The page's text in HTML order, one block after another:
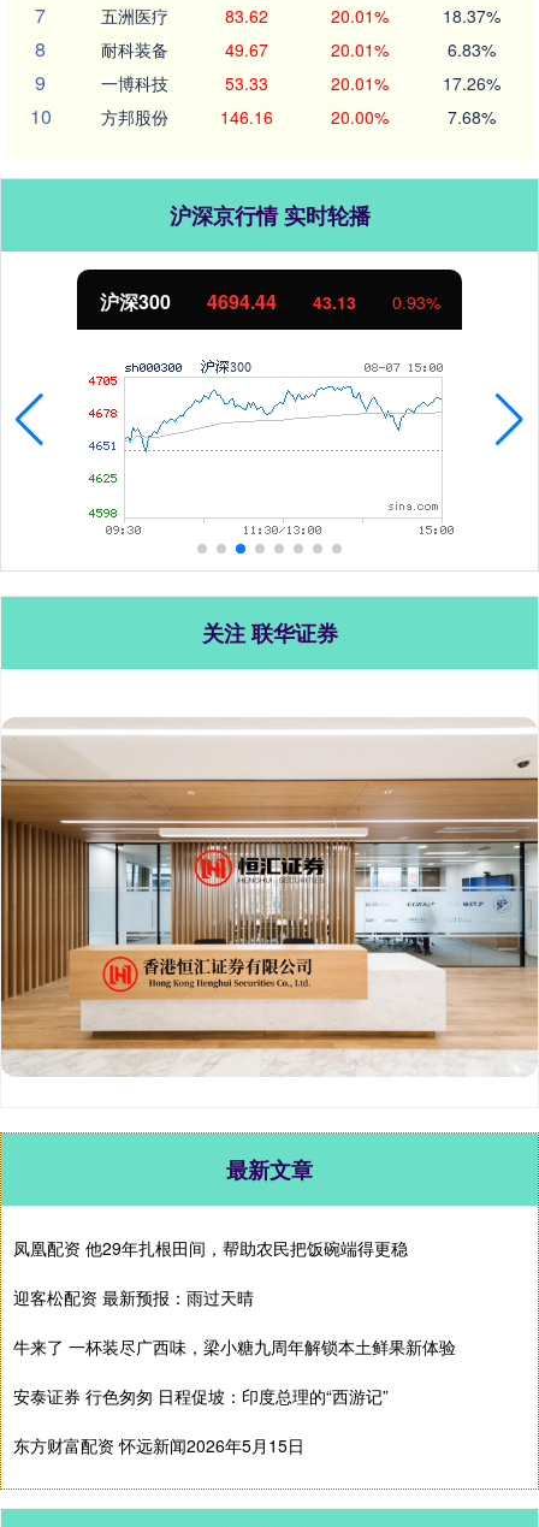
7 五洲医疗 83.62 20.01% 18.37%
8 耐科装备 49.67 20.01% 6.83%
9 一博科技 53.33 20.01% 17.26%
10 方邦股份 146.16 20.00% 7.68%
沪深京行情 实时轮播
沪深300 4694.44 43.13 0.93%
关注 联华证券
最新文章
凤凰配资 他29年扎根田间，帮助农民把饭碗端得更稳
迎客松配资 最新预报：雨过天晴
牛来了 一杯装尽广西味，梁小糖九周年解锁本土鲜果新体验
安泰证券 行色匆匆 日程促坡：印度总理的“西游记”
东方财富配资 怀远新闻2026年5月15日